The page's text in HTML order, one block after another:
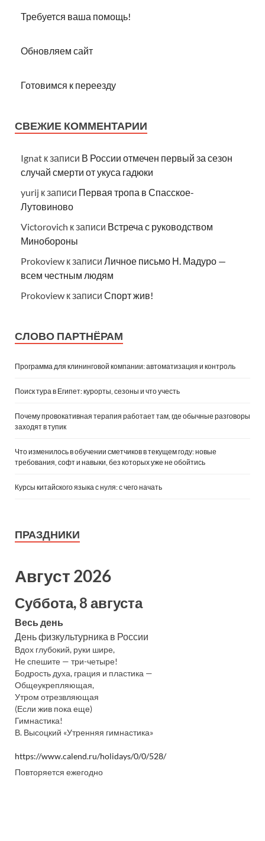
Требуется ваша помощь!
Обновляем сайт
Готовимся к переезду
СВЕЖИЕ КОММЕНТАРИИ
Ignat к записи В России отмечен первый за сезон
случай смерти от укуса гадюки
yurij к записи Первая тропа в Спасское-
Лутовиново
Victorovich к записи Встреча с руководством
Минобороны
Prokoview к записи Личное письмо Н. Мадуро —
всем честным людям
Prokoview к записи Спорт жив!
СЛОВО ПАРТНЁРАМ
Программа для клининговой компании: автоматизация и контроль
Поиск тура в Египет: курорты, сезоны и что учесть
Почему провокативная терапия работает там, где обычные разговоры
заходят в тупик
Что изменилось в обучении сметчиков в текущем году: новые
требования, софт и навыки, без которых уже не обойтись
Курсы китайского языка с нуля: с чего начать
ПРАЗДНИКИ
Август 2026
Суббота, 8 августа
Весь день
День физкультурника в России
Вдох глубокий, руки шире,
Не спешите — три-четыре!
Бодрость духа, грация и пластика —
Общеукрепляющая,
Утром отрезвляющая
(Если жив пока еще)
Гимнастика!
В. Высоцкий «Утренняя гимнастика»
https://www.calend.ru/holidays/0/0/528/
Повторяется ежегодно